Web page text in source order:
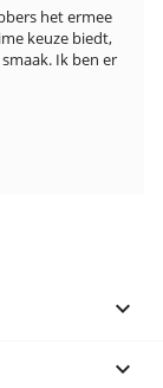
het ermee
keuze biedt,
Ik ben er

